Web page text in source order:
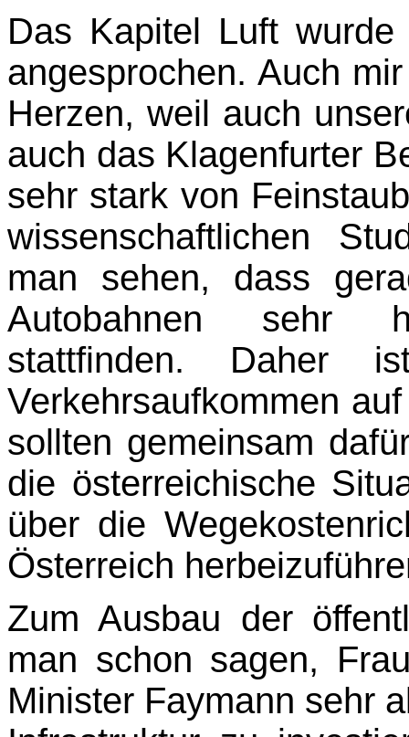
Das Kapitel Luft
angesprochen. Auch
Herzen, weil auch
auch das Klagenfurter
sehr stark von
wissenschaftlichen
man sehen, dass
Autobahnen sehr
stattfinden. Daher
Verkehrsaufkommen
sollten gemeinsam
die österreichische
über die
Österreich
Zum Ausbau der
man schon sagen,
Minister Faymann sehr